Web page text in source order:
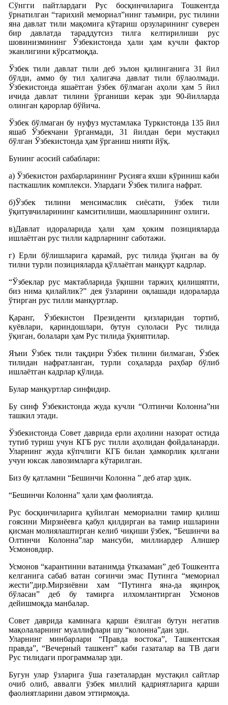
Сўнгги пайтлардаги Рус босқинчиларига Тошкентда
ўрнатилган “тарихий мемориал”нинг таъмири, рус тилини
яна давлат тили мақомига кўтариш орзуларининг суверен
бир давлатда тараддутсиз тилга келтирилиши рус
шовинизмининг Ўзбекистонда ҳали ҳам кучли фактор
эканлигини кўрсатмоқда.
Ўзбек тили давлат тили деб эълон қилинганига 31 йил
бўлди, аммо бу тил ҳалигача давлат тили бўлаолмади.
Ўзбекистонда яшаётган ўзбек бўлмаган аҳоли ҳам 5 йил
ичида давлат тилини ўрганиши керак эди 90-йилларда
олинган қарорлар бўйича.
Ўзбек бўлмаган бу нуфуз мустамлака Туркистонда 135 йил
яшаб Ўзбекчани ўрганмади, 31 йилдан бери мустақил
бўлган Ўзбекистонда ҳам ўрганиш нияти йўқ.
Бунинг асосий сабаблари:
а) Ўзбекистон рахбарларининг Русияга яхши кўриниш каби
пасткашлик комплекси. Улардаги Ўзбек тилига нафрат.
б)Ўзбек тилини менсимаслик сиёсати, ўзбек тили
ўқитувчиларининг камситилиши, маошларининг озлиги.
в)Давлат идораларида ҳали ҳам ҳоким позицияларда
ишлаётган рус тилли кадрларнинг саботажи.
г) Ерли бўлишларига қарамай, рус тилида ўқиган ва бу
тилни турли позицияларда қўллаётган манқурт кадрлар.
“Ўзбеклар рус мактабларида ўқишни таржиҳ қилишяпти,
биз нима қилайлик?” дея ўзларини оқлашади идораларда
ўтирган рус тилли манқуртлар.
Қаранг, Ўзбекистон Президенти қизларидан тортиб,
куёвлари, қариндошлари, бутун сулоласи Рус тилида
ўқиган, болалари ҳам Рус тилида ўқияптилар.
Яъни Ўзбек тили тақдири Ўзбек тилини билмаган, Ўзбек
тилидан нафратланган, турли соҳаларда раҳбар бўлиб
ишлаётган кадрлар қўлида.
Булар манқуртлар синфидир.
Бу синф Ўзбекистонда жуда кучли “Олтинчи Колонна”ни
ташкил этади.
Ўзбекистонда Совет даврида ерли аҳолини назорат остида
тутиб туриш учун КГБ рус тилли аҳолидан фойдаланарди.
Уларнинг жуда кўпчлиги КГБ билан ҳамкорлик қилгани
учун юксак лавозимларга кўтарилган.
Биз бу қатламни “Бешинчи Колонна ” деб атар эдик.
“Бешинчи Колонна” ҳали ҳам фаолиятда.
Рус босқинчиларига қуйилган мемориални тамир қилиш
гоясини Мирзиёевга қабул қилдирган ва тамир ишларини
қисман молиялаштирган келиб чиқиши ўзбек, “Бешинчи ва
Олтинчи Колонна”лар мансуби, миллиардер Алишер
Усмоновдир.
Усмонов “карантинни ватанимда ўтказаман” деб Тошкентга
келганига сабаб ватан соғинчи эмас Путинга “мемориал
жести”дир.Мирзиёвни хам “Путинга яна-да яқинроқ
бўласан” деб бу тамирга илхомлантирган Усмонов
дейишмоқда манбалар.
Совет даврида каминага қарши ёзилган бутун негатив
мақолаларнинг муаллифлари шу “колонна”дан эди.
Уларнинг минбарлари “Правда востока”, Ташкентская
правда”, “Вечерный ташкент” каби газаталар ва ТВ даги
Рус тилидаги программалар эди.
Бугун улар ўзларига ўша газеталардан мустақил сайтлар
очиб олиб, аввалги ўзбек миллий қадриятларига қарши
фаолиятларини давом эттирмоқда.